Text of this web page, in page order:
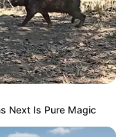
Down Before You
Next Is Pure Magic